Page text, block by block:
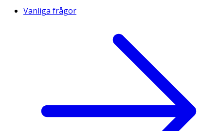
Vanliga frågor